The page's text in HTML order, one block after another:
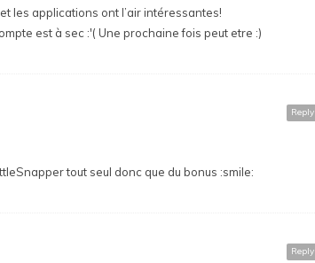
les applications ont l’air intéressantes!
est à sec :'( Une prochaine fois peut etre :)
Reply
tout seul donc que du bonus :smile:
Reply